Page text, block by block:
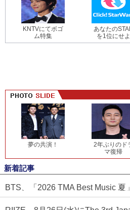
KNTVにてボゴ
ム特集
あなたの
を1位にせよ
夢の共演！
2年ぶりのド
マ復帰
新着記事
BTS、「2026 TMA Best Music 夏